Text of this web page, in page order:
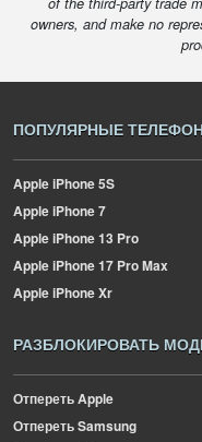
owners, and make no
ПОПУЛЯРНЫЕ
AppleiPhone 5S
AppleiPhone 7
AppleiPhone 13 Pro
AppleiPhone 17 Pro Max
AppleiPhone Xr
РАЗБЛОКИРОВАТЬ
Отпереть Apple
Отпереть Samsung